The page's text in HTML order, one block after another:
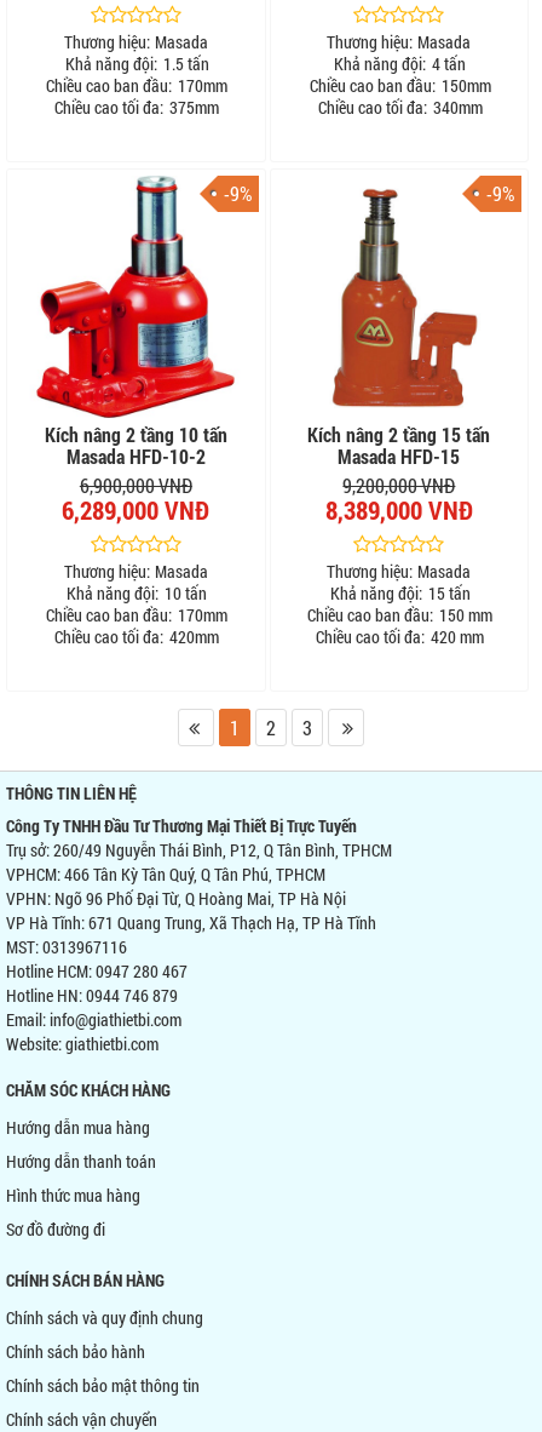
Thương hiệu: Masada
Khả năng đội: 1.5 tấn
Chiều cao ban đầu: 170mm
Chiều cao tối đa: 375mm
Thương hiệu: Masada
Khả năng đội: 4 tấn
Chiều cao ban đầu: 150mm
Chiều cao tối đa: 340mm
-9%
Kích nâng 2 tầng 10 tấn
Masada HFD-10-2
6,900,000 VNĐ
6,289,000 VNĐ
Thương hiệu: Masada
Khả năng đội: 10 tấn
Chiều cao ban đầu: 170mm
Chiều cao tối đa: 420mm
-9%
Kích nâng 2 tầng 15 tấn
Masada HFD-15
9,200,000 VNĐ
8,389,000 VNĐ
Thương hiệu: Masada
Khả năng đội: 15 tấn
Chiều cao ban đầu: 150 mm
Chiều cao tối đa: 420 mm
1 2 3
THÔNG TIN LIÊN HỆ
Công Ty TNHH Đầu Tư Thương Mại Thiết Bị Trực Tuyến
Trụ sở: 260/49 Nguyễn Thái Bình, P12, Q Tân Bình, TPHCM
VPHCM: 466 Tân Kỳ Tân Quý, Q Tân Phú, TPHCM
VPHN: Ngõ 96 Phố Đại Từ, Q Hoàng Mai, TP Hà Nội
VP Hà Tĩnh: 671 Quang Trung, Xã Thạch Hạ, TP Hà Tĩnh
MST: 0313967116
Hotline HCM: 0947 280 467
Hotline HN: 0944 746 879
Email: info@giathietbi.com
Website:giathietbi.com
CHĂM SÓC KHÁCH HÀNG
Hướng dẫn mua hàng
Hướng dẫn thanh toán
Hình thức mua hàng
Sơ đồ đường đi
CHÍNH SÁCH BÁN HÀNG
Chính sách và quy định chung
Chính sách bảo hành
Chính sách bảo mật thông tin
Chính sách vận chuyển